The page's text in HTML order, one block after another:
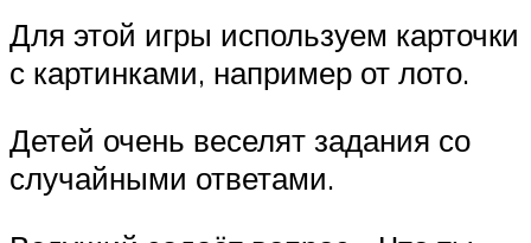
Для этой игры используем карточки
с картинками, например от лото.
Детей очень веселят задания со
случайными ответами.